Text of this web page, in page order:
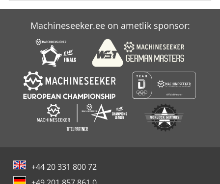
Case Ih Mx 240
Case Ih Mx 285
Case Ih Mxm 130
Machineseeker.ee on ametlik sponsor:
+44 20 331 800 72